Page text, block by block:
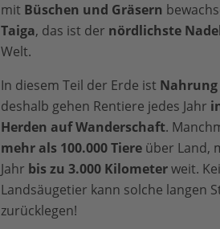
mit Büschen und Gräsern
Taiga, das ist der nördlichste
Welt.
In diesem Teil der Erde ist
deshalb gehen Rentiere jedes Jahr
Herden auf Wanderschaft.
mehr als 100.000 Tiereüber Land,
Jahr bis zu 3.000 Kilometerweit.
Landsäugetier kann solche langen
zurücklegen!